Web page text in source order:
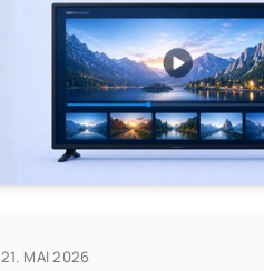
21. MAI 2026